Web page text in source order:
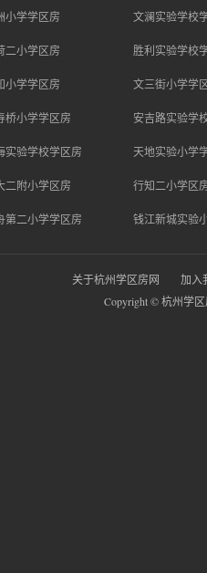
小学学区房 文澜实验学校
二小学区房 胜利实验学校
小学学区房 文三街小学学
桥小学学区房 安吉路实验学
实验学校学区房 天地实验小学
二附小学区房 行知二小学区
第二小学学区房 钱江新城实验
关于杭州学区房网
加入
Copyright © 杭州学